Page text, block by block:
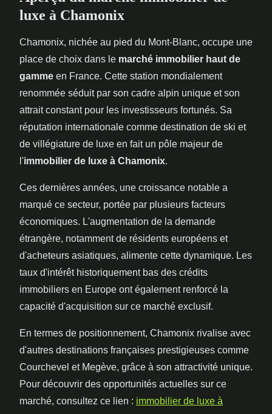
luxe à Chamonix
Chamonix, nichée au pied du Mont-Blanc, occupe une
place de choix dans le marché immobilier haut de
gamme en France. Cette station mondialement
renommée séduit par son cadre alpin unique et son
attrait constant pour les investisseurs fortunés. Sa
réputation internationale comme destination de ski et
de villégiature de luxe en fait un pôle majeur de
l'immobilier de luxe à Chamonix.
Ces dernières années, une croissance notable a
marqué ce secteur, portée par plusieurs facteurs
économiques. L'augmentation de la demande
étrangère, notamment de résidents européens et
d'acheteurs asiatiques, alimente cette dynamique. Les
taux d'intérêt historiquement bas des crédits
immobiliers en Europe ont également renforcé la
capacité d'acquisition sur ce marché exclusif.
En termes de positionnement, Chamonix rivalise avec
d'autres destinations françaises prestigieuses comme
Courchevel et Megève, grâce à son attractivité unique.
Pour découvrir des opportunités actuelles sur ce
marché, consultez ce lien : immobilier de luxe à